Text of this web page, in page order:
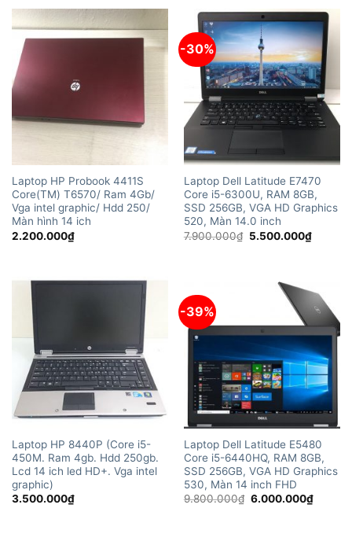
5.000.000₫.
Laptop HP Probook 4411S
Core(TM) T6570/ Ram 4Gb/
Vga intel graphic/ Hdd 250/
Màn hình 14 ich
2.200.000₫
-30%
Laptop Dell Latitude E7470
Core i5-6300U, RAM 8GB,
SSD 256GB, VGA HD Graphics
520, Màn 14.0 inch
7.900.000₫ Giá
5.500.000₫Giá
hiện
Laptop HP 8440P (Core i5-
450M. Ram 4gb. Hdd 250gb.
Lcd 14 ich led HD+. Vga intel
graphic)
3.500.000₫
-39%
Laptop Dell Latitude E5480
Core i5-6440HQ, RAM 8GB,
SSD 256GB, VGA HD Graphics
530, Màn 14 inch FHD
9.800.000₫ Giá
6.000.000₫Giá
hiện